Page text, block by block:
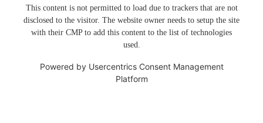
This content is not permitted to load due to trackers that are not
disclosed to the visitor. The website owner needs to setup the site
with their CMP to add this content to the list of technologies
used.
Powered by Usercentrics Consent Management
Platform